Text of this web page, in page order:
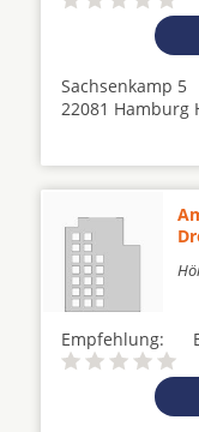
Sachsenkamp 5
22081 Hamburg
Empfehlung: